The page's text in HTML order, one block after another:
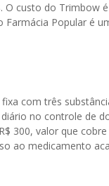
O custo do
Farmácia Popular é
com três
no controle de
300, valor que
ao medicamento